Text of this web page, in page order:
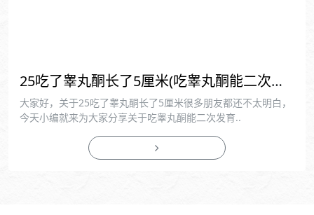
25吃了睾丸酮长了5厘米(吃睾丸酮能二次发育吗)
大家好，关于25吃了睾丸酮长了5厘米很多朋友都还不太明白，
今天小编就来为大家分享关于吃睾丸酮能二次发育..